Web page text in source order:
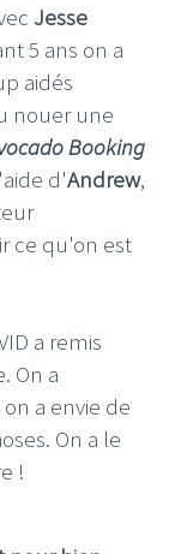
Jesse
5 ans on a
aidés
nouer une
Booking
d'Andrew,
ce qu'on est
a remis
On a
a envie de
On a le
!